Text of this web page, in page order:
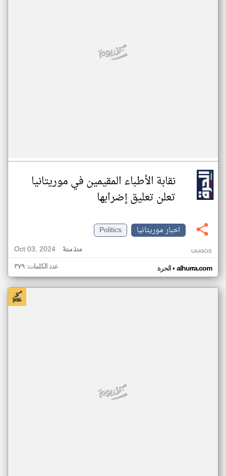
نقابة الأطباء المقيمين في موريتانيا
تعلن تعليق إضرابها
اخبار موريتانيا
Politics
Oct 03, 2024
منذ سنة UA49OS
الحرة• alhurra.com عدد الكلمات: ٣٧٩